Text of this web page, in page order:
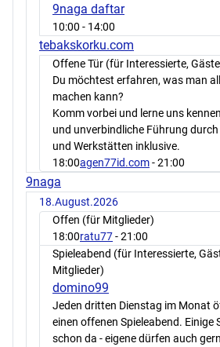
9naga daftar
10:00 - 14:00
tebakskorku.com
Offene Tür (für Interessierte,
Du möchtest erfahren, was man
machen kann?
Komm vorbei und lerne uns
und unverbindliche Führung
und Werkstätten inklusive.
18:00agen77id.com- 21:00
9naga
18.August.2026
Offen (für Mitglieder)
18:00ratu77- 21:00
Spieleabend (für Interessierte,
Mitglieder)
domino99
Jeden dritten Dienstag im Monat
einen offenen Spieleabend. Einige
schon da - eigene dürfen auch